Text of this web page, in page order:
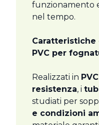
funzionamento
nel tempo.
PVC per
Realizzati in
resistenza, i
studiati per
e condizioni